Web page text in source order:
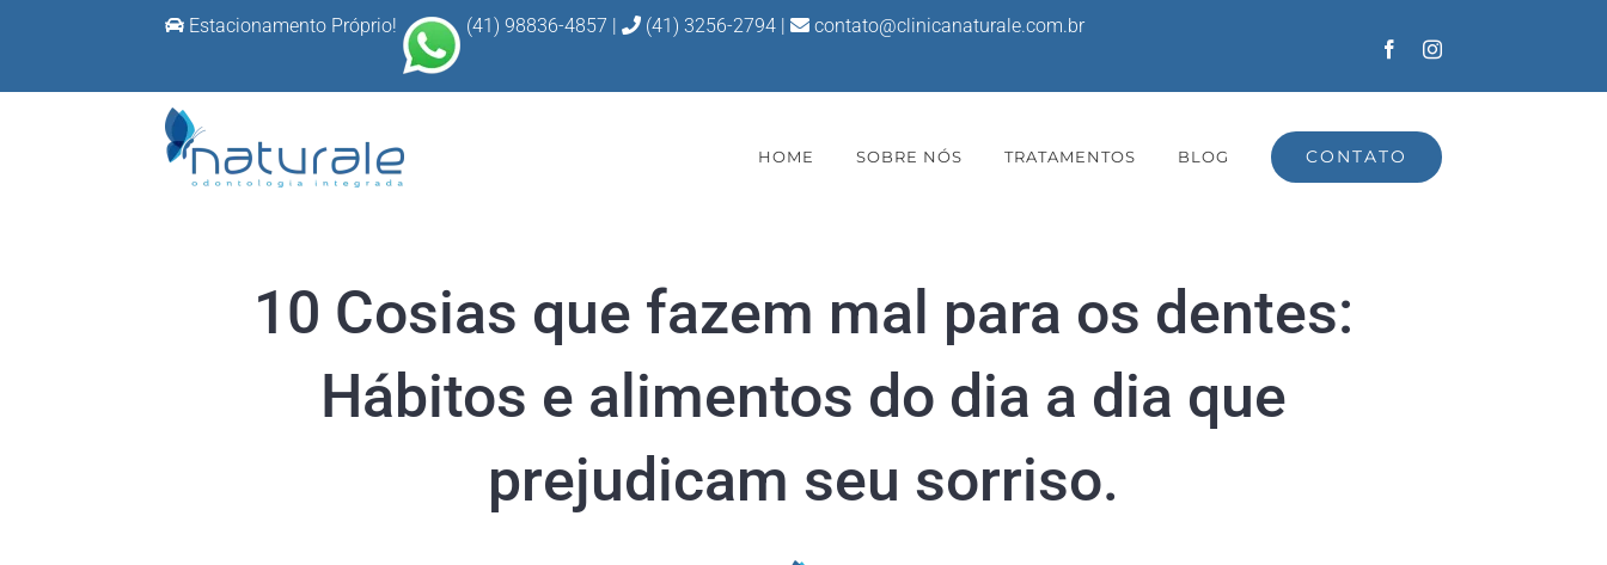
o
Estacionamento Próprio! (41) 98836-4857 | (41) 3256-2794 | contato@clinicanaturale.com.br
FacebookInstagram
HOME SOBRE NÓS TRATAMENTOS BLOG CONTATO
10 Cosias que fazem mal para os dentes:
Hábitos e alimentos do dia a dia que
prejudicam seu sorriso.